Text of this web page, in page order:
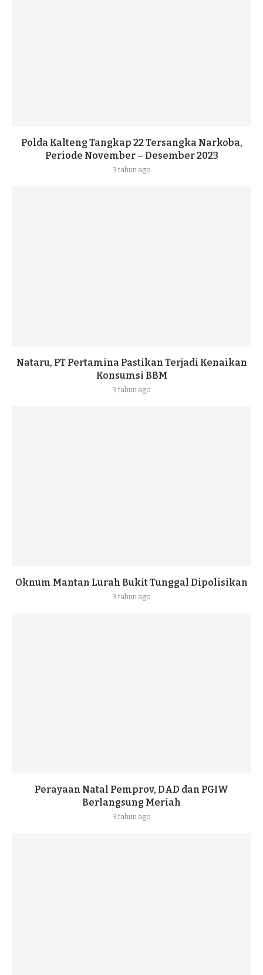
Polda Kalteng Tangkap 22 Tersangka Narkoba,
Periode November – Desember 2023
3 tahun ago
Nataru, PT Pertamina Pastikan Terjadi Kenaikan
Konsumsi BBM
3 tahun ago
Oknum Mantan Lurah Bukit Tunggal Dipolisikan
3 tahun ago
Perayaan Natal Pemprov, DAD dan PGIW
Berlangsung Meriah
3 tahun ago